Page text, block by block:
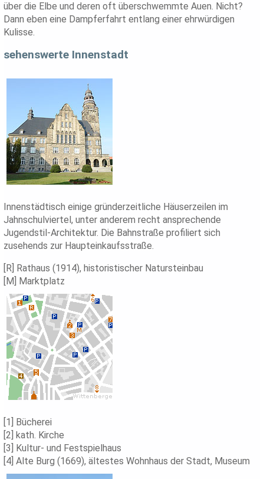
über die Elbe und deren oft überschwemmte Auen. Nicht?
Dann eben eine Dampferfahrt entlang einer ehrwürdigen
Kulisse.
sehenswerte Innenstadt
Innenstädtisch einige gründerzeitliche Häuserzeilen im
Jahnschulviertel, unter anderem recht ansprechende
Jugendstil-Architektur. Die Bahnstraße profiliert sich
zusehends zur Haupteinkaufsstraße.
[R] Rathaus (1914), historistischer Natursteinbau
[M] Marktplatz
[1] Bücherei
[2] kath. Kirche
[3] Kultur- und Festspielhaus
[4] Alte Burg (1669), ältestes Wohnhaus der Stadt, Museum